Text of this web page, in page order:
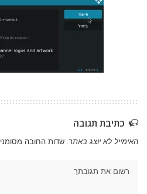
כתיבת תגובה
האימייל לא יוצג באתר. שדות החובה